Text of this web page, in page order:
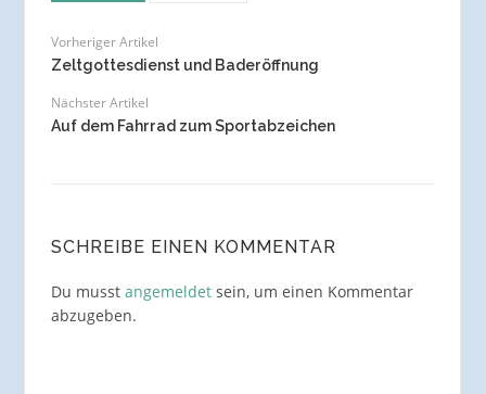
Vorheriger Artikel
Zeltgottesdienst und Baderöffnung
Nächster Artikel
Auf dem Fahrrad zum Sportabzeichen
SCHREIBE EINEN KOMMENTAR
Du musst angemeldetsein, um einen Kommentar
abzugeben.